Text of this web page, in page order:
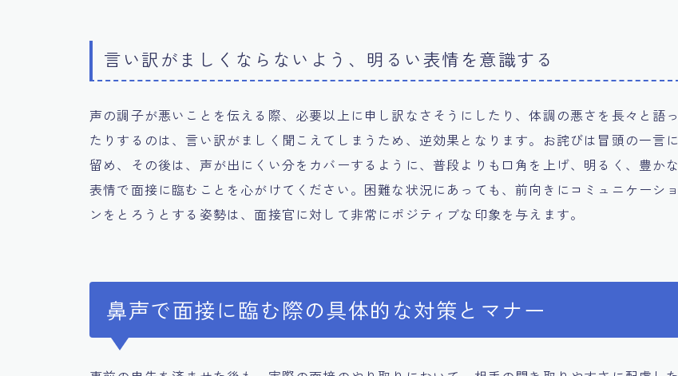
言い訳がましくならないよう、明るい表情を意識する
声の調子が悪いことを伝える際、必要以上に申し訳なさそうにしたり、体調の悪さを長々と語っ
たりするのは、言い訳がましく聞こえてしまうため、逆効果となります。お詫びは冒頭の一言に
留め、その後は、声が出にくい分をカバーするように、普段よりも口角を上げ、明るく、豊かな
表情で面接に臨むことを心がけてください。困難な状況にあっても、前向きにコミュニケーショ
ンをとろうとする姿勢は、面接官に対して非常にポジティブな印象を与えます。
鼻声で面接に臨む際の具体的な対策とマナー